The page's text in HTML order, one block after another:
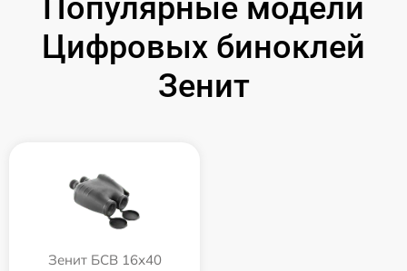
Популярные модели
Цифровых биноклей
Зенит
Зенит БСВ 16х40